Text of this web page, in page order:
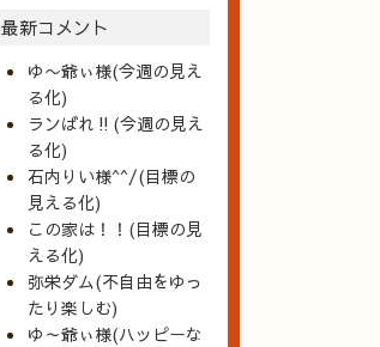
最新コメント
ゆ〜爺ぃ様(今週の見え
る化)
ランばれ‼️(今週の見え
る化)
石内りい様^^/(目標の
見える化)
この家は！！(目標の見
える化)
弥栄ダム(不自由をゆっ
たり楽しむ)
ゆ～爺ぃ様(ハッピーな